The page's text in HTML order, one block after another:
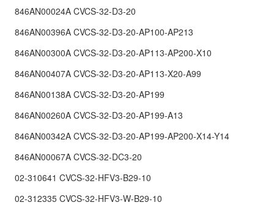
846AN00024A CVCS-32-D3-20
846AN00396A CVCS-32-D3-20-AP100-AP213
846AN00300A CVCS-32-D3-20-AP113-AP200-X10
846AN00407A CVCS-32-D3-20-AP113-X20-A99
846AN00138A CVCS-32-D3-20-AP199
846AN00260A CVCS-32-D3-20-AP199-A13
846AN00342A CVCS-32-D3-20-AP199-AP200-X14-Y14
846AN00067A CVCS-32-DC3-20
02-310641 CVCS-32-HFV3-B29-10
02-312335 CVCS-32-HFV3-W-B29-10